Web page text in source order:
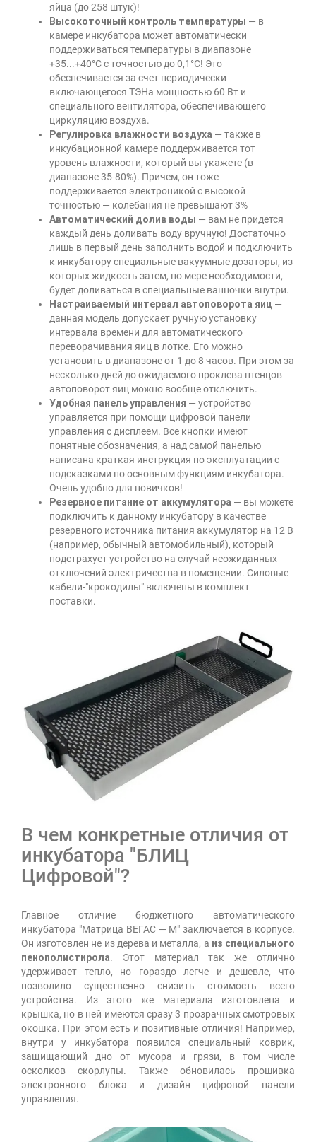
яйца (до 258 штук)!
Высокоточный контроль температуры — в
камере инкубатора может автоматически
поддерживаться температуры в диапазоне
+35...+40°C с точностью до 0,1°C! Это
обеспечивается за счет периодически
включающегося ТЭНа мощностью 60 Вт и
специального вентилятора, обеспечивающего
циркуляцию воздуха.
Регулировка влажности воздуха — также в
инкубационной камере поддерживается тот
уровень влажности, который вы укажете (в
диапазоне 35-80%). Причем, он тоже
поддерживается электроникой с высокой
точностью — колебания не превышают 3%
Автоматический долив воды — вам не придется
каждый день доливать воду вручную! Достаточно
лишь в первый день заполнить водой и подключить
к инкубатору специальные вакуумные дозаторы, из
которых жидкость затем, по мере необходимости,
будет доливаться в специальные ванночки внутри.
Настраиваемый интервал автоповорота яиц —
данная модель допускает ручную установку
интервала времени для автоматического
переворачивания яиц в лотке. Его можно
установить в диапазоне от 1 до 8 часов. При этом за
несколько дней до ожидаемого проклева птенцов
автоповорот яиц можно вообще отключить.
Удобная панель управления — устройство
управляется при помощи цифровой панели
управления с дисплеем. Все кнопки имеют
понятные обозначения, а над самой панелью
написана краткая инструкция по эксплуатации с
подсказками по основным функциям инкубатора.
Очень удобно для новичков!
Резервное питание от аккумулятора — вы можете
подключить к данному инкубатору в качестве
резервного источника питания аккумулятор на 12 В
(например, обычный автомобильный), который
подстрахует устройство на случай неожиданных
отключений электричества в помещении. Силовые
кабели-"крокодилы" включены в комплект
поставки.
В чем конкретные отличия от
инкубатора "БЛИЦ
Цифровой"?
Главное отличие бюджетного автоматического
инкубатора "Матрица ВЕГАС — М" заключается в корпусе.
Он изготовлен не из дерева и металла, а из специального
пенополистирола. Этот материал так же отлично
удерживает тепло, но гораздо легче и дешевле, что
позволило существенно снизить стоимость всего
устройства. Из этого же материала изготовлена и
крышка, но в ней имеются сразу 3 прозрачных смотровых
окошка. При этом есть и позитивные отличия! Например,
внутри у инкубатора появился специальный коврик,
защищающий дно от мусора и грязи, в том числе
осколков скорлупы. Также обновилась прошивка
электронного блока и дизайн цифровой панели
управления.